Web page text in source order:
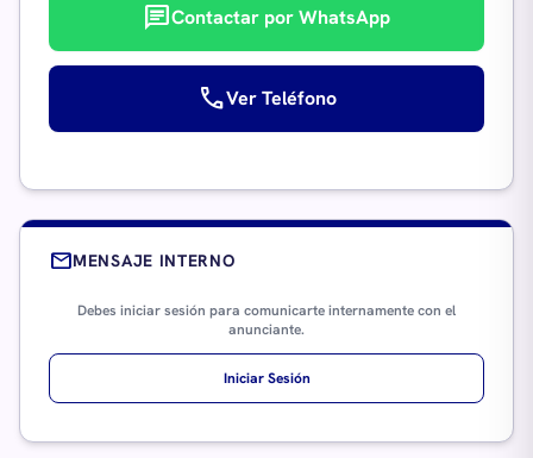
chatContactar por WhatsApp
callVer Teléfono
mailMENSAJE INTERNO
Debes iniciar sesión para comunicarte internamente con el
anunciante.
Iniciar Sesión